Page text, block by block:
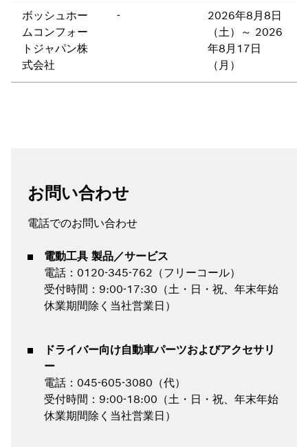
ボッシュホー
ムコンフォー
トジャパン株
式会社
-
2026年8月8日
（土）～ 2026
年8月17日
（月）
お問い合わせ
電話でのお問い合わせ
電動工具 製品／サービス
電話：0120-345-762（フリーコール）
受付時間：9:00-17:30（土・日・祝、年末年始
休業期間除く当社営業日）
ドライバー向け自動車パーツおよびアクセサリ
ー
電話：045-605-3080（代）
受付時間：9:00-18:00（土・日・祝、年末年始
休業期間除く当社営業日）